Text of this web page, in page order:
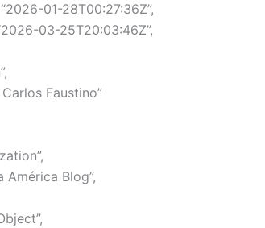
01-28T00:27:36Z”,
03-25T20:03:46Z”,
Carlos Faustino”
América Blog”,